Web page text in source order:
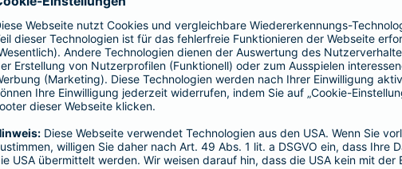
41,58 EUR
35,64 EUR
23,76 EUR